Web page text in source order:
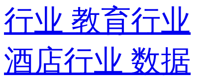
行业 教育行业
酒店行业 数据